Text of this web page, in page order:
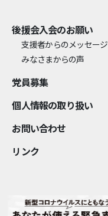
後援会入会のお願い
支援者からのメッセージ
みなさまからの声
党員募集
個⼈情報の取り扱い
お問い合わせ
リンク